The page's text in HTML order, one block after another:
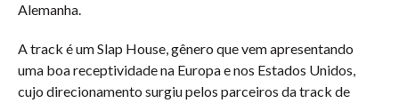
Alemanha.
A track é um Slap House, gênero que vem apresentando
uma boa receptividade na Europa e nos Estados Unidos,
cujo direcionamento surgiu pelos parceiros da track de